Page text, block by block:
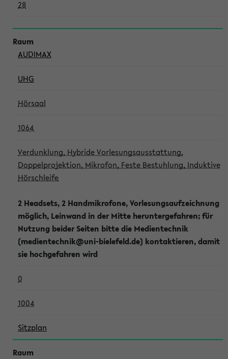
28
AUDIMAX
UHG
Hörsaal
1064
Verdunklung, Hybride Vorlesungsausstattung,
Doppelprojektion, Mikrofon, Feste Bestuhlung, Induktive
Hörschleife
2 Headsets, 2 Handmikrofone, Vorlesungsaufzeichnung
möglich, Leinwand in der Mitte heruntergefahren; für
Nutzung beider Seiten bitte die Medientechnik
(medientechnik@uni-bielefeld.de) kontaktieren, damit
sie hochgefahren wird
0
1004
Sitzplan